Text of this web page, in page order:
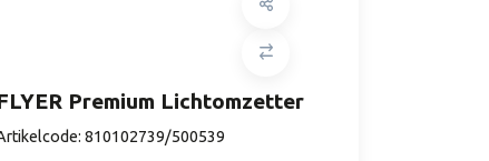
Premium Lichtomzetter
810102739/500539